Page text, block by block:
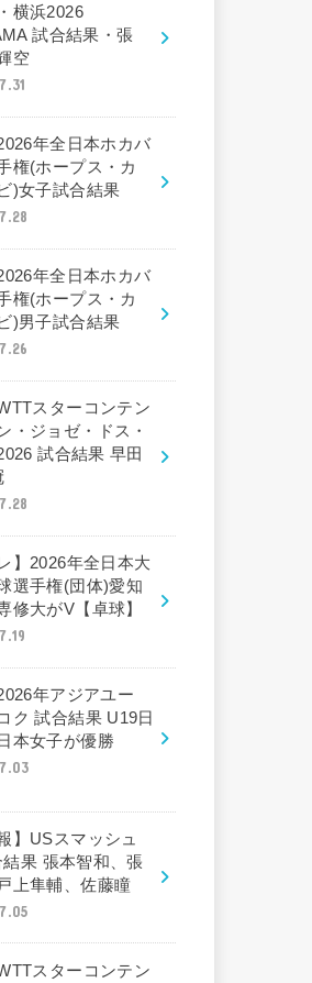
横浜2026
試合結果・張
空
年全日本ホカバ
権(ホープス・カ
)女子試合結果
年全日本ホカバ
権(ホープス・カ
)男子試合結果
スターコンテン
・ジョゼ・ドス・
試合結果 早田
】2026年全日本大
選手権(団体)愛知
修大がV【卓球】
年アジアユー
ク 試合結果 U19日
本女子が優勝
】USスマッシュ
結果 張本智和、張
上隼輔、佐藤瞳
スターコンテン